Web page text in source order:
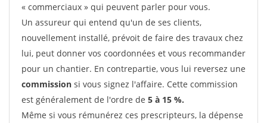
« commerciaux » qui peuvent parler pour vous.
Un assureur qui entend qu'un de ses clients,
nouvellement installé, prévoit de faire des travaux chez
lui, peut donner vos coordonnées et vous recommander
pour un chantier. En contrepartie, vous lui reversez une
commission si vous signez l'affaire. Cette commission
est généralement de l'ordre de 5 à 15 %.
Même si vous rémunérez ces prescripteurs, la dépense